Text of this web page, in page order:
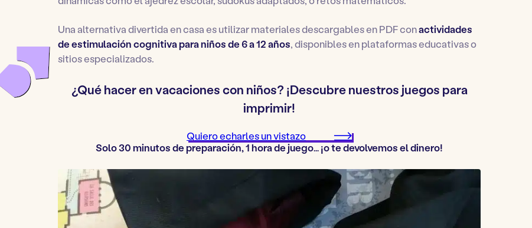
Una alternativa divertida en casa es utilizar materiales descargables en PDF conactividades
de estimulación cognitiva para niños de 6 a 12 años, disponibles en plataformas educativas o
sitios especializados.
¿Qué hacer en vacaciones con niños? ¡Descubre nuestros juegos para
imprimir!
Quiero echarles un vistazo
Solo 30 minutos de preparación, 1 hora de juego… ¡o te devolvemos el dinero!